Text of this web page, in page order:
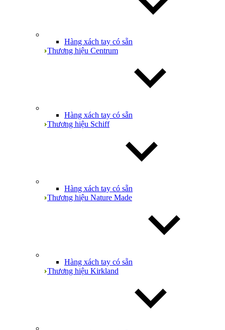
Hàng xách tay có sẵn
Thương hiệu Centrum
Hàng xách tay có sẵn
Thương hiệu Schiff
Hàng xách tay có sẵn
Thương hiệu Nature Made
Hàng xách tay có sẵn
Thương hiệu Kirkland